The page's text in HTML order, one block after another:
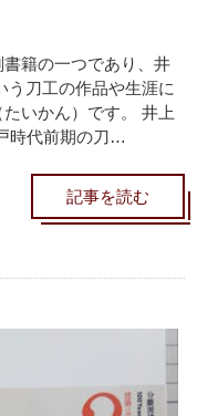
書籍の一つであり、井
う刀工の作品や生涯に
いかん）です。 井上
時代前期の刀…
記事を読む